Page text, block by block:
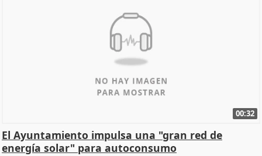
00:32
El Ayuntamiento impulsa una "gran red de
energía solar" para autoconsumo